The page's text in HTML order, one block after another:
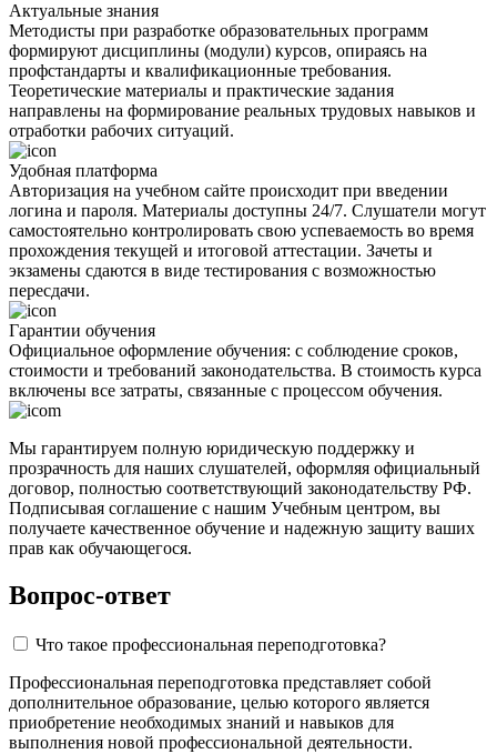
Актуальные знания
Методисты при разработке образовательных программ
формируют дисциплины (модули) курсов, опираясь на
профстандарты и квалификационные требования.
Теоретические материалы и практические задания
направлены на формирование реальных трудовых навыков и
отработки рабочих ситуаций.
Удобная платформа
Авторизация на учебном сайте происходит при введении
логина и пароля. Материалы доступны 24/7. Слушатели могут
самостоятельно контролировать свою успеваемость во время
прохождения текущей и итоговой аттестации. Зачеты и
экзамены сдаются в виде тестирования с возможностью
пересдачи.
Гарантии обучения
Официальное оформление обучения: с соблюдение сроков,
стоимости и требований законодательства. В стоимость курса
включены все затраты, связанные с процессом обучения.
Мы гарантируем полную юридическую поддержку и
прозрачность для наших слушателей, оформляя официальный
договор, полностью соответствующий законодательству РФ.
Подписывая соглашение с нашим Учебным центром, вы
получаете качественное обучение и надежную защиту ваших
прав как обучающегося.
Вопрос-ответ
Что такое профессиональная переподготовка?
Профессиональная переподготовка представляет собой
дополнительное образование, целью которого является
приобретение необходимых знаний и навыков для
выполнения новой профессиональной деятельности.